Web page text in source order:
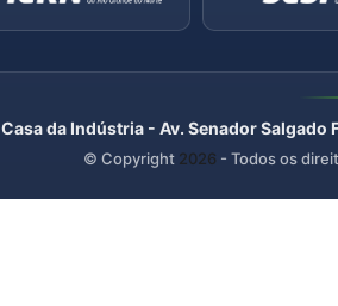
Casa da Indústria - Av. Senador
© Copyright 2026 - Todos os